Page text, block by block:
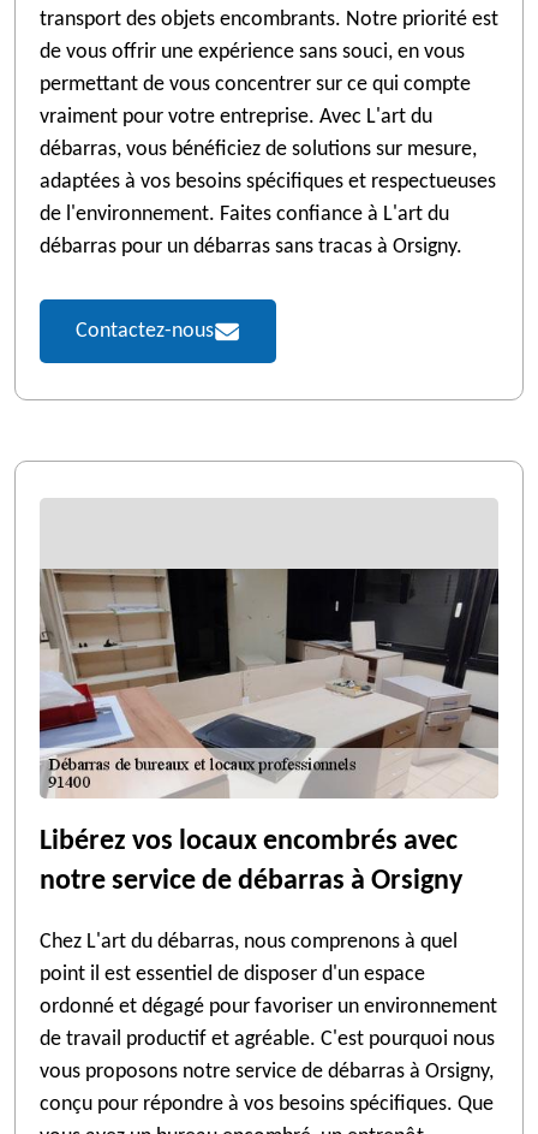
transport des objets encombrants. Notre priorité est
de vous offrir une expérience sans souci, en vous
permettant de vous concentrer sur ce qui compte
vraiment pour votre entreprise. Avec L'art du
débarras, vous bénéficiez de solutions sur mesure,
adaptées à vos besoins spécifiques et respectueuses
de l'environnement. Faites confiance à L'art du
débarras pour un débarras sans tracas à Orsigny.
Contactez-nous
Libérez vos locaux encombrés avec
notre service de débarras à Orsigny
Chez L'art du débarras, nous comprenons à quel
point il est essentiel de disposer d'un espace
ordonné et dégagé pour favoriser un environnement
de travail productif et agréable. C'est pourquoi nous
vous proposons notre service de débarras à Orsigny,
conçu pour répondre à vos besoins spécifiques. Que